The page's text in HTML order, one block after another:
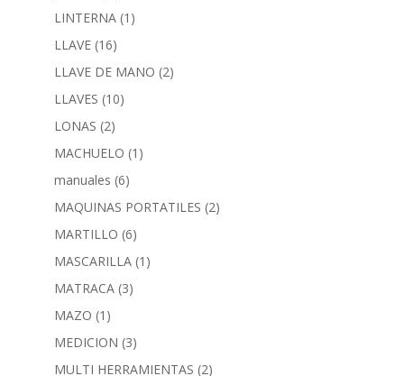
LINTERNA (1)
LLAVE (16)
LLAVE DE MANO (2)
LLAVES (10)
LONAS (2)
MACHUELO (1)
manuales (6)
MAQUINAS PORTATILES (2)
MARTILLO (6)
MASCARILLA (1)
MATRACA (3)
MAZO (1)
MEDICION (3)
MULTI HERRAMIENTAS (2)